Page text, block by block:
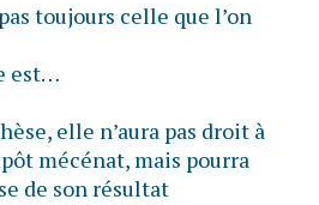
toujours celle que l’on
est…
elle n’aura pas droit à
mécénat, mais pourra
de son résultat